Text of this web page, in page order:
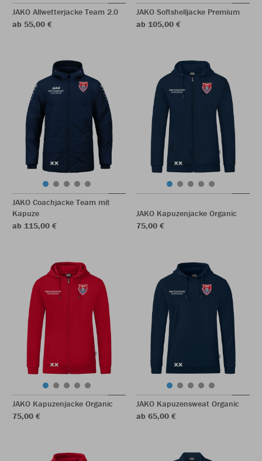
JAKO Allwetterjacke Team 2.0
ab 55,00 €
JAKO Softshelljacke Premium
ab 105,00 €
JAKO Coachjacke Team mit
Kapuze
ab 115,00 €
JAKO Kapuzenjacke Organic
75,00 €
JAKO Kapuzenjacke Organic
75,00 €
JAKO Kapuzensweat Organic
ab 65,00 €